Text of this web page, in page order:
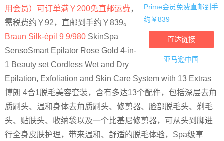
直达链接
亚马逊中国
用会员）可订单满￥200免直邮运费 ，
需税费约￥92，直邮到手约￥839。
Braun Silk-épil 9 9/980 SkinSpa
SensoSmart Epilator Rose Gold 4-in-
1 Beauty set Cordless Wet and Dry
Epilation, Exfoliation and Skin Care System with 13 Extras
博朗 4合1脱毛美容套装，含有多达13个配件，包括深层去角
质刷头、温和身体去角质刷头、修剪器、脸部脱毛头、剃毛
头、贴肤头、收纳袋以及一个比基尼修剪器，可从头到脚进
行全身皮肤护理，带来温和、舒适的脱毛体验，Spa级享